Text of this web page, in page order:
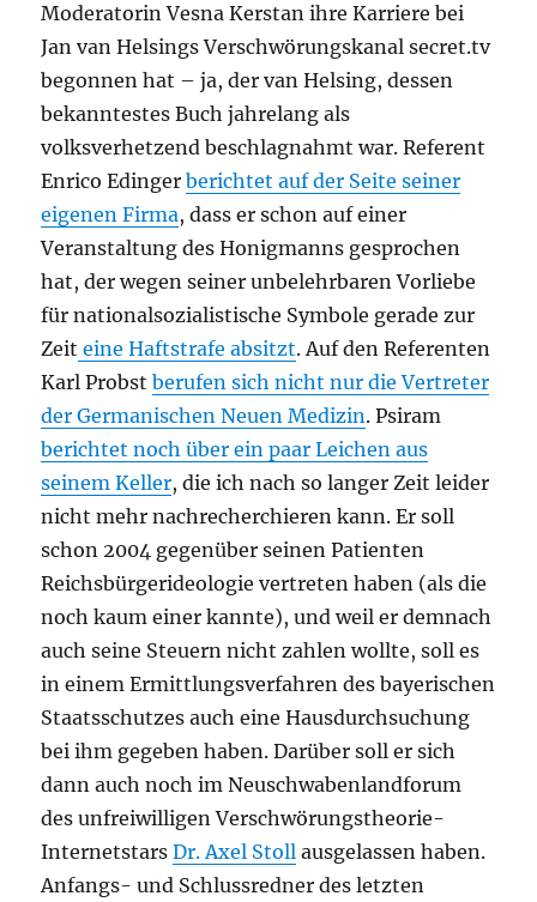
Moderatorin Vesna Kerstan ihre Karriere bei
Jan van Helsings Verschwörungskanal secret.tv
begonnen hat – ja, der van Helsing, dessen
bekanntestes Buch jahrelang als
volksverhetzend beschlagnahmt war. Referent
Enrico Edingerberichtet auf der Seite seiner
eigenen Firma, dass er schon auf einer
Veranstaltung des Honigmanns gesprochen
hat, der wegen seiner unbelehrbaren Vorliebe
für nationalsozialistische Symbole gerade zur
Zeit eine Haftstrafe absitzt. Auf den Referenten
Karl Probstberufen sich nicht nur die Vertreter
der Germanischen Neuen Medizin. Psiram
berichtet noch über ein paar Leichen aus
seinem Keller, die ich nach so langer Zeit leider
nicht mehr nachrecherchieren kann. Er soll
schon 2004 gegenüber seinen Patienten
Reichsbürgerideologie vertreten haben (als die
noch kaum einer kannte), und weil er demnach
auch seine Steuern nicht zahlen wollte, soll es
in einem Ermittlungsverfahren des bayerischen
Staatsschutzes auch eine Hausdurchsuchung
bei ihm gegeben haben. Darüber soll er sich
dann auch noch im Neuschwabenlandforum
des unfreiwilligen Verschwörungstheorie-
InternetstarsDr. Axel Stoll ausgelassen haben.
Anfangs- und Schlussredner des letzten